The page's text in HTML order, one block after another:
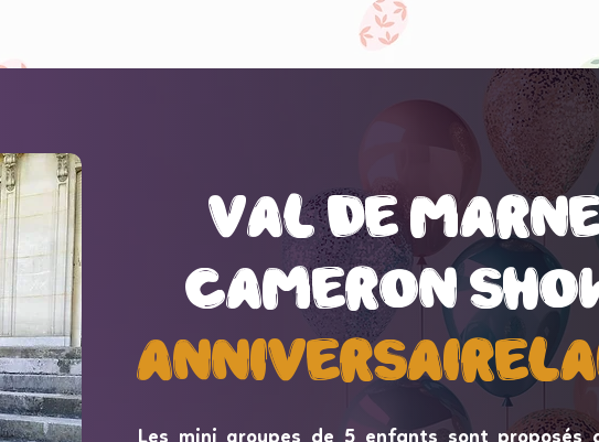
val de
Cameron
val de
Cameron
Les mini groupes de 5 enfants sont proposés